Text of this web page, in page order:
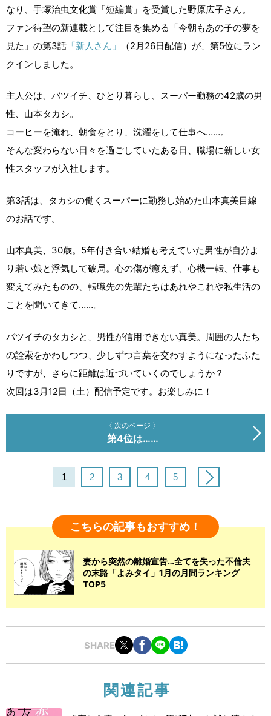
なり、手塚治虫文化賞「短編賞」を受賞した野原広子さん。
ファン待望の新連載として注目を集める「今朝もあの子の夢を
見た」の第3話 「新人さん」
（2月26日配信）が、第5位にラン
クインしました。
主人公は、バツイチ、ひとり暮らし、スーパー勤務の42歳の男
性、山本タカシ。
コーヒーを淹れ、朝食をとり、洗濯をして仕事へ……。
そんな変わらない日々を過ごしていたある日、職場に新しい女
性スタッフが入社します。
第3話は、タカシの働くスーパーに勤務し始めた山本真美目線
のお話です。
山本真美、30歳。5年付き合い結婚も考えていた男性が自分よ
り若い娘と浮気して破局。心の傷が癒えず、心機一転、仕事も
変えてみたものの、転職先の先輩たちはあれやこれや私生活の
ことを聞いてきて……。
バツイチのタカシと、男性が信用できない真美。周囲の人たち
の詮索をかわしつつ、少しずつ言葉を交わすようになったふた
りですが、さらに距離は近づいていくのでしょうか？
次回は3月12日（土）配信予定です。お楽しみに！
〈 次のページ 〉
第4位は……
1 2 3 4 5
こちらの記事もおすすめ！
妻から突然の離婚宣告…全てを失った不倫夫
の末路「よみタイ」1月の月間ランキング
TOP5
SHARE
関連記事